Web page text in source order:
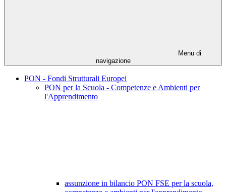
Menu di
navigazione
PON - Fondi Strutturali Europei
PON per la Scuola - Competenze e Ambienti per
l'Apprendimento
assunzione in bilancio PON FSE per la scuola,